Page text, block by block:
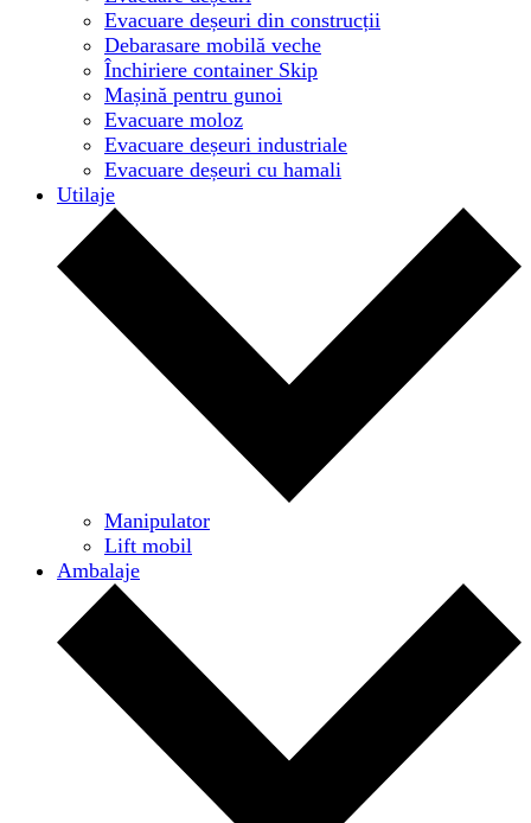
Evacuare deșeuri din construcții
Debarasare mobilă veche
Închiriere container Skip
Mașină pentru gunoi
Evacuare moloz
Evacuare deșeuri industriale
Evacuare deșeuri cu hamali
Utilaje
Manipulator
Lift mobil
Ambalaje